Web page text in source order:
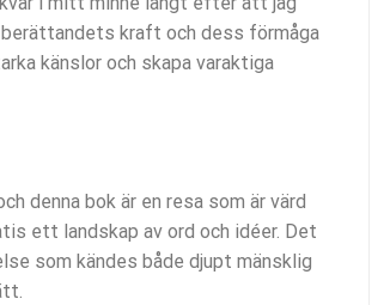
kraft och dess förmåga
känslor och skapa varaktiga
denna bok är en resa som är värd
ett landskap av ord och idéer. Det
som kändes både djupt mänsklig